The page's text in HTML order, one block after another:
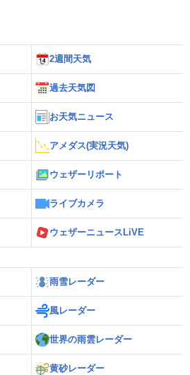
2週間天気
過去天気図
お天気ニュース
アメダス(実況天気)
ウェザーリポート
ライブカメラ
ウェザーニュースLiVE
雨雪レーダー
風レーダー
世界の雨雲レーダー
黄砂レーダー